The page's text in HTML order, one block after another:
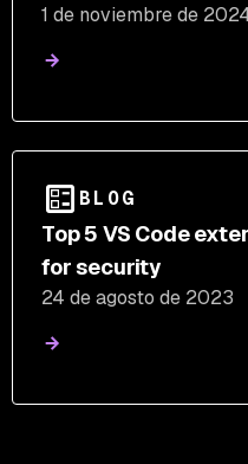
Almanac yet, you
1 de noviembre de
BLOG
Top 5 VS Code
for security
24 de agosto de 2023